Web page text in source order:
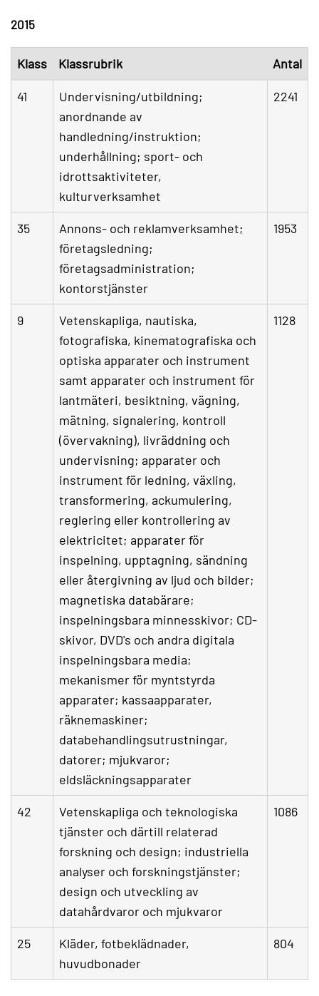
2015
Klass Klassrubrik Antal
41
Undervisning/utbildning;
anordnande av
handledning/instruktion;
underhållning; sport- och
idrottsaktiviteter,
kulturverksamhet
2241
35
Annons- och reklamverksamhet;
företagsledning;
företagsadministration;
kontorstjänster
1953
9
Vetenskapliga, nautiska,
fotografiska, kinematografiska och
optiska apparater och instrument
samt apparater och instrument för
lantmäteri, besiktning, vägning,
mätning, signalering, kontroll
(övervakning), livräddning och
undervisning; apparater och
instrument för ledning, växling,
transformering, ackumulering,
reglering eller kontrollering av
elektricitet; apparater för
inspelning, upptagning, sändning
eller återgivning av ljud och bilder;
magnetiska databärare;
inspelningsbara minnesskivor; CD-
skivor, DVD's och andra digitala
inspelningsbara media;
mekanismer för myntstyrda
apparater; kassaapparater,
räknemaskiner;
databehandlingsutrustningar,
datorer; mjukvaror;
eldsläckningsapparater
1128
42
Vetenskapliga och teknologiska
tjänster och därtill relaterad
forskning och design; industriella
analyser och forskningstjänster;
design och utveckling av
datahårdvaror och mjukvaror
1086
25
Kläder, fotbeklädnader,
huvudbonader
804